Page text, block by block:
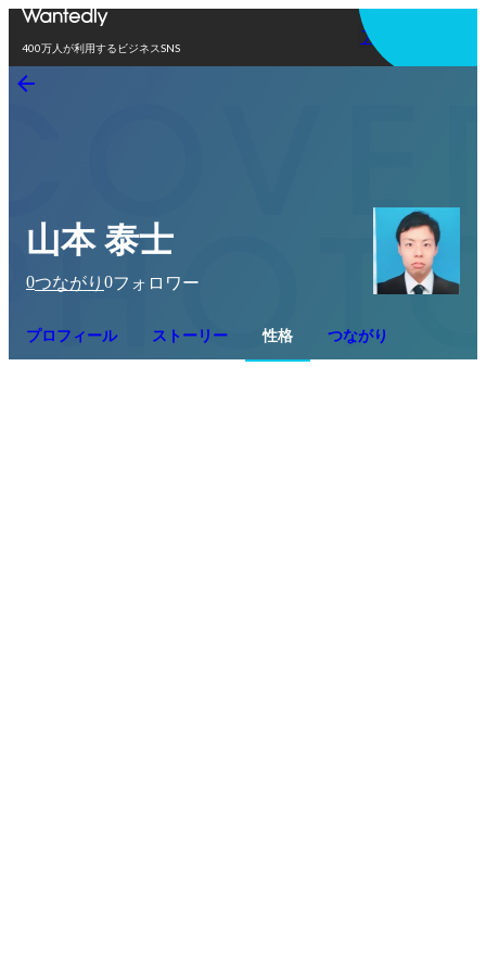
400万人が利用するビジネスSNS
アプリを使う
山本 泰士
0つながり 0フォロワー
プロフィール ストーリー 性格 つながり